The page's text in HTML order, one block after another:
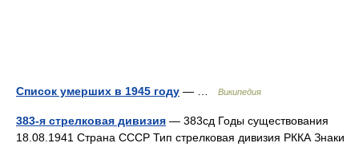
Список умерших в 1945 году — … Википедия
383-я стрелковая дивизия — 383сд Годы существования
18.08.1941 Страна СССР Тип стрелковая дивизия РККА Знаки